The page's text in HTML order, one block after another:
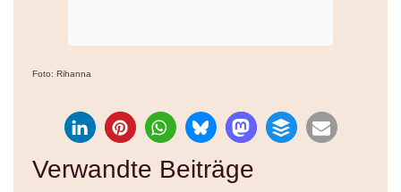
Foto: Rihanna
Verwandte Beiträge